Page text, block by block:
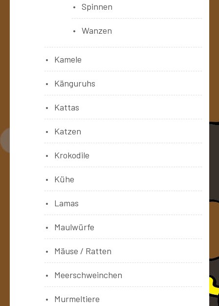
Spinnen
Wanzen
Kamele
Känguruhs
Kattas
Katzen
Krokodile
Kühe
Lamas
Maulwürfe
Mäuse / Ratten
Meerschweinchen
Murmeltiere